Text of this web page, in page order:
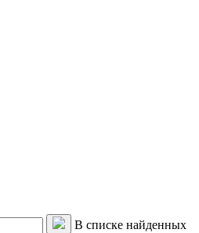
В списке найденных